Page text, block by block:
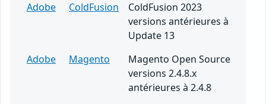
Adobe
ColdFusion
ColdFusion 2023
versions antérieures à
Update 13
Adobe
Magento
Magento Open Source
versions 2.4.8.x
antérieures à 2.4.8